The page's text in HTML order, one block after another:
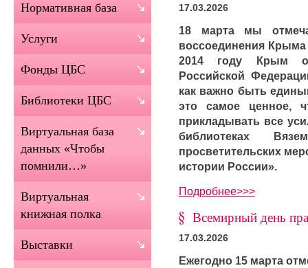
17.03.2026
18 марта мы
воссоединения
2014 году Крым
Российской
как важно быть
это самое ценное,
прикладывать все
библиотеках
просветительских
истории России».
Подробнее>>>
Всемирный день
17.03.2026
Ежегодно 15 марта
Нормативная база
Услуги
Фонды ЦБС
Библиотеки ЦБС
Виртуальная база
данных «Чтобы
помнили…»
Виртуальная
книжная полка
Выставки